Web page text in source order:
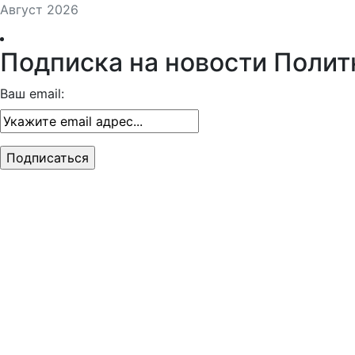
Август 2026
Подписка на новости
Ваш email: